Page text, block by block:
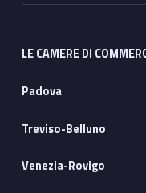
LE CAMERE DI
Padova
Treviso-Belluno
Venezia-Rovigo